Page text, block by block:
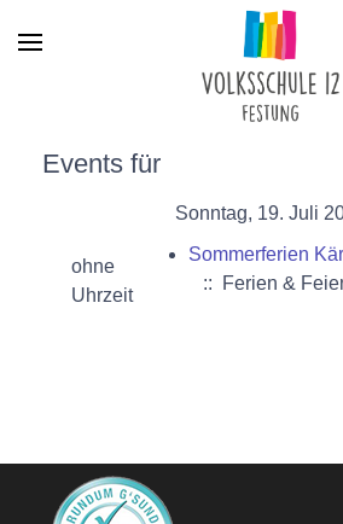
Events für
Sonntag, 19. Juli
ohne
Uhrzeit
Sommerferien
:: Ferien &